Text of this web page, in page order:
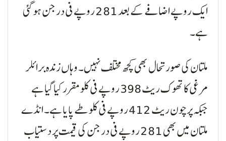
ایک روپے اضافے کے بعد 281 روپے فی درجن ہو گئی
ہے۔
ملتان کی صورتحال بھی کچھ مختلف نہیں۔ وہاں زندہ برائلر
مرغی کا تھوک ریٹ 398 روپے فی کلو مقرر کیا گیا ہے
جبکہ پرچون ریٹ 412 روپے فی کلو طے پایا ہے۔ انڈے
ملتان میں بھی 281 روپے فی درجن کی قیمت پر دستیاب